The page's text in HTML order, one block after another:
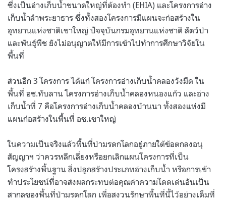
ซึ่งเป็นอ่างเก็บน้ำขนาดใหญ่ที่ต้องทำ (EHIA) และโครงการอ่าง
เก็บน้ำลำพระยาธาร ซึ่งทั้งสองโครงการมีแผนจะก่อสร้างใน
อุทยานแห่งชาติเขาใหญ่ ปัจจุบันกรมอุทยานแห่งชาติ สัตว์ป่า
และพันธุ์พืช ยังไม่อนุญาตให้มีการเข้าไปทำการศึกษาวิจัยใน
พื้นที่
ส่วนอีก 3โครงการ ได้แก่ โครงการอ่างเก็บน้ำคลองวังมืด ใน
พื้นที่ อช.ทับลาน โครงการอ่างเก็บน้ำคลองหนองแก้ว และอ่าง
เก็บน้ำที่ 7 คือโครงการอ่างเก็บน้ำคลองบ้านนา ทั้งสองแห่งมี
แผนก่อสร้างในพื้นที่ อช.เขาใหญ่
ในความเป็นจริงแล้วพื้นที่ป่ามรดกโลกอยู่ภายใต้ข้อตกลงอนุ
สัญญาฯ ว่าควรหลีกเลี่ยงหรือยกเลิกแผนโครงการที่เป็น
โครงสร้างพื้นฐาน สิ่งปลูกสร้างประเภทอ่างเก็บน้ำ หรือการเข้า
ทำประโยชน์ที่อาจส่งผลกระทบต่อคุณค่าความโดดเด่นอันเป็น
สากลของพื้นที่ป่ามรดกโลก เพื่อสงวนรักษาพื้นที่นี้ไว้อย่างเต็มที่